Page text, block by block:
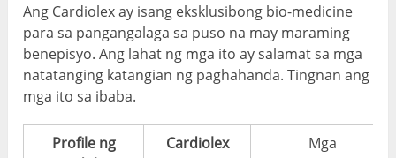
Ang Cardiolex ay isang eksklusibong bio-medicine
para sa pangangalaga sa puso na may maraming
benepisyo. Ang lahat ng mga ito ay salamat sa mga
natatanging katangian ng paghahanda. Tingnan ang
mga ito sa ibaba.
Profile ng
Cardiolex
Mga